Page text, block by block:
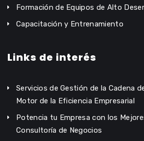
Formación de Equipos de Alto
Capacitación y Entrenamiento
Links de interés
Servicios de Gestión de la Cadena
Motor de la Eficiencia Empresarial
Potencia tu Empresa con los
Consultoría de Negocios